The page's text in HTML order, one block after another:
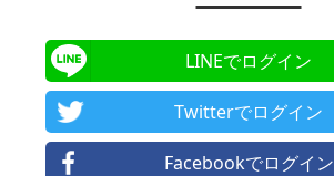
LINEでログイン
Twitterでログイン
Facebookでログイン